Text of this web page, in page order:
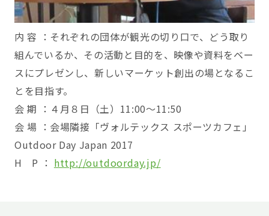
内 容 ：それぞれの団体が観光の切り口で、どう取り
組んでいるか、その活動と目的を、映像や資料をベー
スにプレゼンし、新しいマーケット創出の場となるこ
とを目指す。
会 期 ：４月８日（土）11:00～11:50
会 場 ：会場隣接「ヴォルテックス スポーツカフェ」
Outdoor Day Japan 2017
H P ： http://outdoorday.jp/